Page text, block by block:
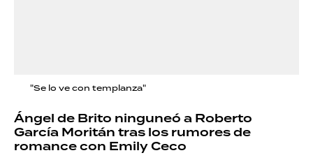
"Se lo ve con templanza"
Ángel de Brito ninguneó a Roberto
García Moritán tras los rumores de
romance con Emily Ceco